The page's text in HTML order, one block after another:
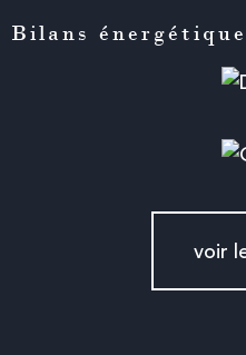
Bilans
voir